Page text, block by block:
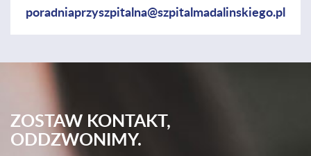
poradniaprzyszpitalna@szpitalmadalinskiego.pl
ZOSTAW KONTAKT,
ODDZWONIMY.